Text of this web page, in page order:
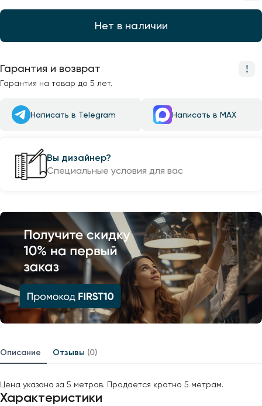
Нет в наличии
Гарантия и возврат
Гарантия на товар до 5 лет.
Написать в Telegram Написать в MAX
Вы дизайнер?
Специальные условия для вас
Описание Отзывы (0)
Цена указана за 5 метров. Продается кратно 5 метрам.
Характеристики